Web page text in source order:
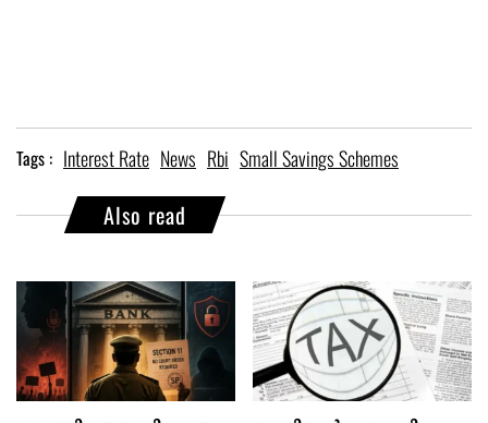
Tags : Interest Rate News Rbi Small Savings Schemes
Also read